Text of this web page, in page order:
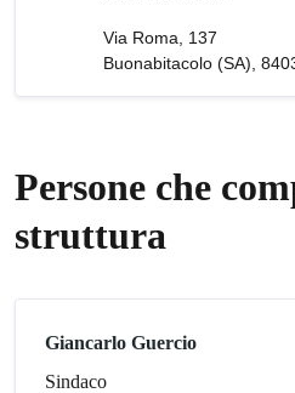
Via Roma, 137
Buonabitacolo (SA),
Persone che
struttura
Giancarlo Guercio
Sindaco